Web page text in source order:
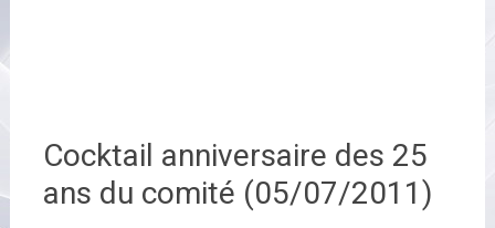
Cocktail anniversaire des 25
ans du comité (05/07/2011)